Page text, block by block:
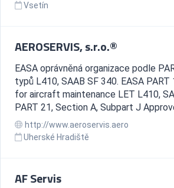
Vsetín
AEROSERVIS, s.r.o.®
EASA oprávněná organizace podle
typů L410, SAAB SF 340. EASA
for aircraft maintenance LET L410,
PART 21, Section A, Subpart J
http://www.aeroservis.aero
Uherské Hradiště
AF Servis